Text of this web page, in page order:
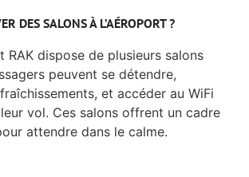
DES SALONS À L’AÉROPORT ?
RAK dispose de plusieurs salons
peuvent se détendre,
et accéder au WiFi
vol. Ces salons offrent un cadre
attendre dans le calme.